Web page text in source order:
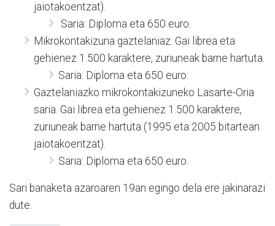
jaiotakoentzat).
Saria: Diploma eta 650 euro.
Mikrokontakizuna gaztelaniaz. Gai librea eta
gehienez 1.500 karaktere, zuriuneak barne hartuta.
Saria: Diploma eta 650 euro.
Gaztelaniazko mikrokontakizuneko Lasarte-Oria
saria. Gai librea eta gehienez 1.500 karaktere,
zuriuneak barne hartuta (1995 eta 2005 bitartean
jaiotakoentzat).
Saria: Diploma eta 650 euro.
Sari banaketa azaroaren 19an egingo dela ere jakinarazi
dute.